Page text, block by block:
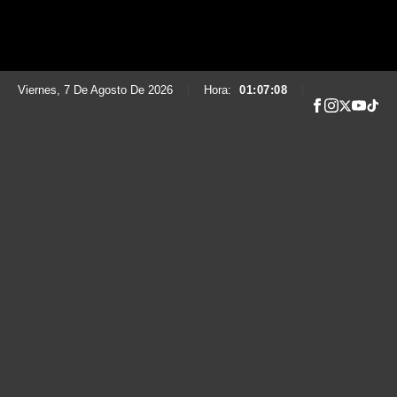
Viernes, 7 De Agosto De 2026 Hora: 01:07:09